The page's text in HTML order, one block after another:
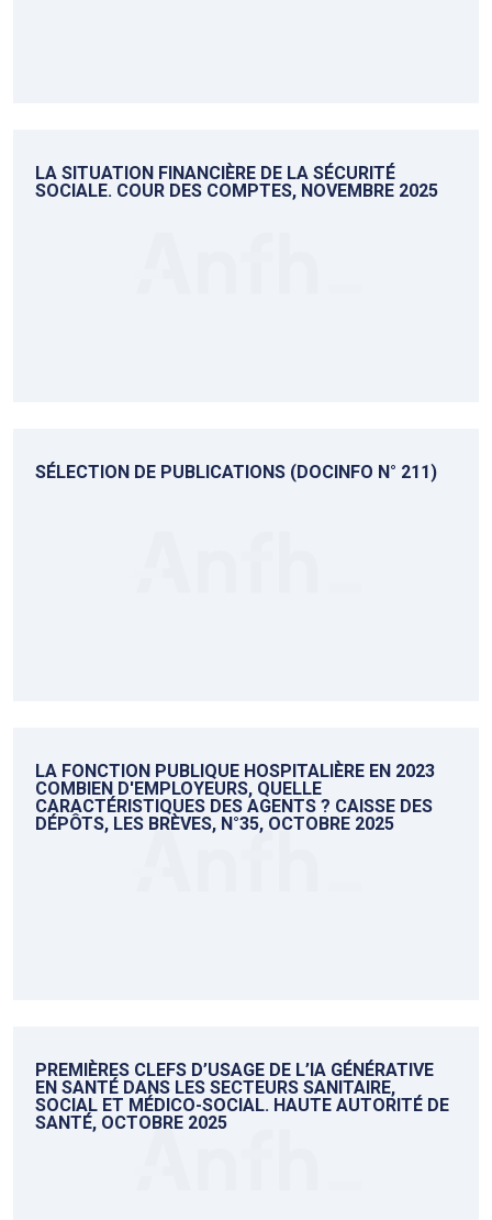
LA SITUATION FINANCIÈRE DE LA SÉCURITÉ
SOCIALE. COUR DES COMPTES, NOVEMBRE 2025
SÉLECTION DE PUBLICATIONS (DOCINFO N° 211)
LA FONCTION PUBLIQUE HOSPITALIÈRE EN 2023
COMBIEN D'EMPLOYEURS, QUELLE
CARACTÉRISTIQUES DES AGENTS ? CAISSE DES
DÉPÔTS, LES BRÈVES, N°35, OCTOBRE 2025
PREMIÈRES CLEFS D’USAGE DE L’IA GÉNÉRATIVE
EN SANTÉ DANS LES SECTEURS SANITAIRE,
SOCIAL ET MÉDICO-SOCIAL. HAUTE AUTORITÉ DE
SANTÉ, OCTOBRE 2025